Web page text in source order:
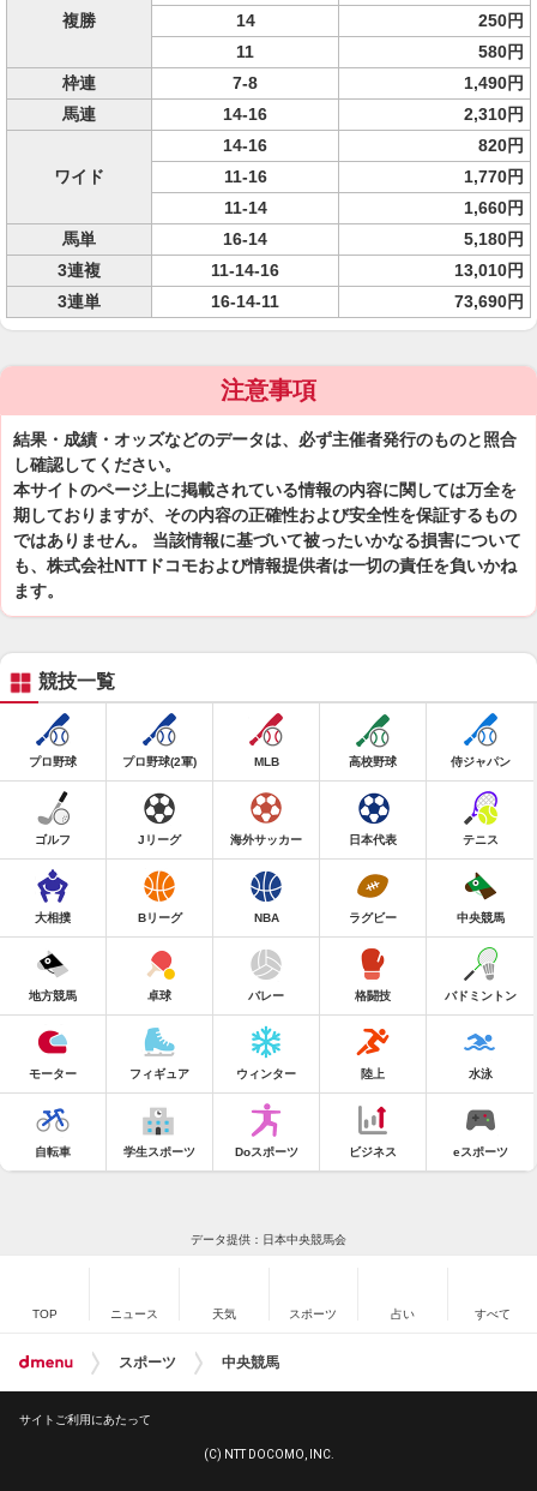
複勝
14
250円
11
580円
枠連
7-8
1,490円
馬連
14-16 2,310円
ワイド
14-16
820円
11-16
1,770円
11-14
1,660円
馬単
16-14
5,180円
3連複
11-14-16
13,010円
3連単
16-14-11 73,690円
注意事項
結果・成績・オッズなどのデータは、必ず主催者発行のものと照合
し確認してください。
本サイトのページ上に掲載されている情報の内容に関しては万全を
期しておりますが、その内容の正確性および安全性を保証するもの
ではありません。 当該情報に基づいて被ったいかなる損害について
も、株式会社NTTドコモおよび情報提供者は一切の責任を負いかね
ます。
競技一覧
プロ野球 プロ野球(2軍) MLB 高校野球 侍ジャパン
ゴルフ Jリーグ 海外サッカー 日本代表 テニス
大相撲 Bリーグ NBA ラグビー 中央競馬
地方競馬 卓球 バレー 格闘技 バドミントン
モーター フィギュア ウィンター 陸上 水泳
自転車 学生スポーツ Doスポーツ ビジネス eスポーツ
データ提供：日本中央競馬会
TOP ニュース 天気 スポーツ 占い すべて
スポーツ 中央競馬
サイトご利用にあたって
(C) NTT DOCOMO, INC.